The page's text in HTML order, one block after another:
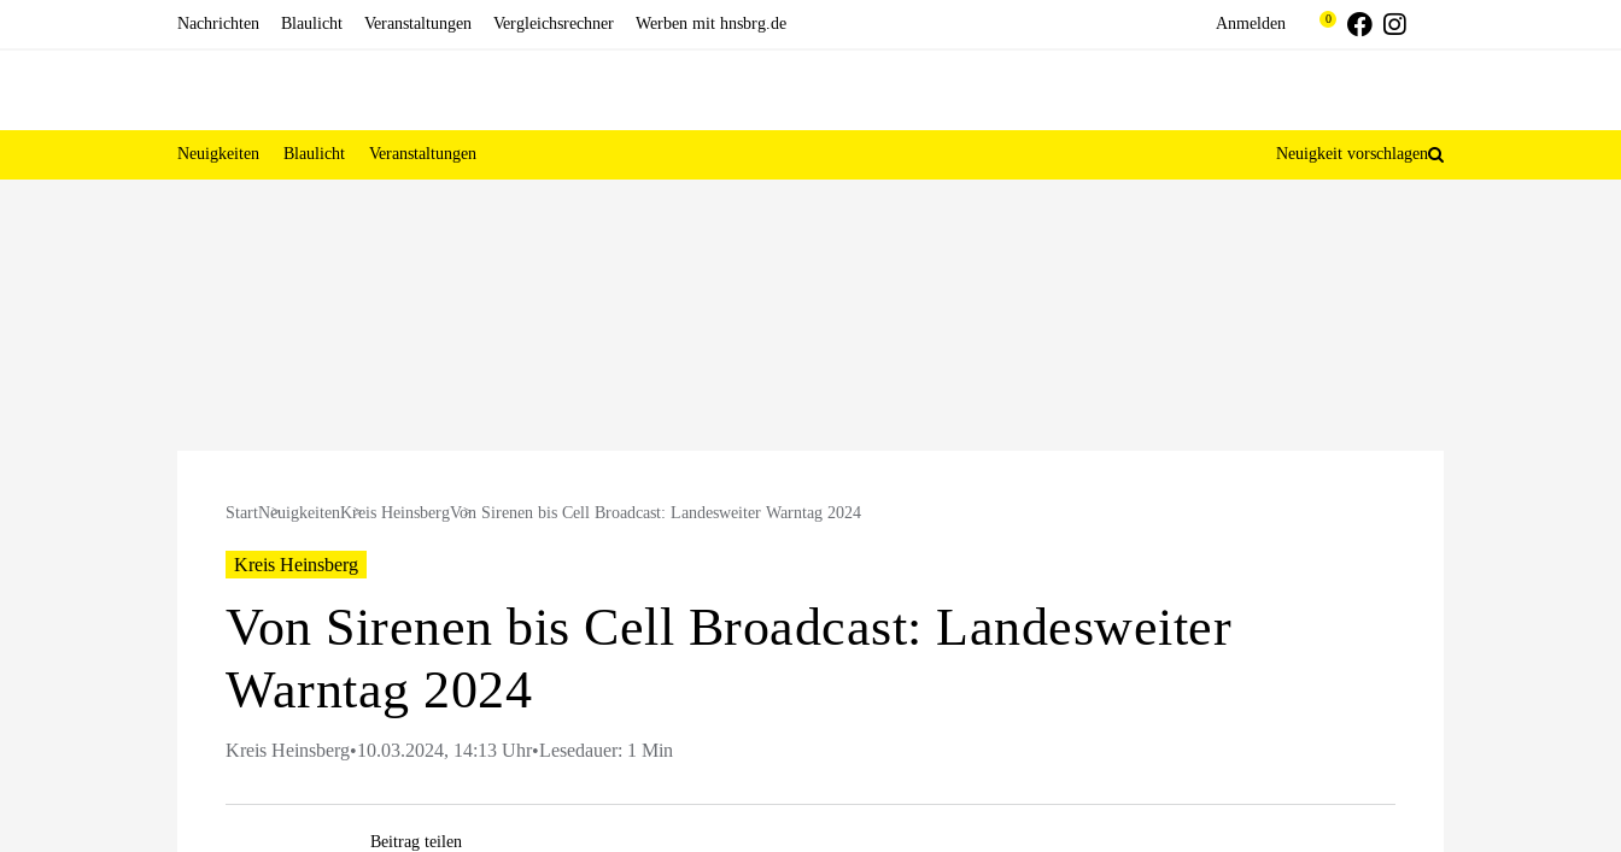
Nachrichten Blaulicht Veranstaltungen Vergleichsrechner Werben mit hnsbrg.de Anmelden 0 Facebook
Neuigkeiten Blaulicht Veranstaltungen Neuigkeit vorschlagen
StartNeuigkeitenKreis HeinsbergVon Sirenen bis Cell Broadcast: Landesweiter Warntag 2024
Kreis Heinsberg
Von Sirenen bis Cell Broadcast: Landesweiter
Warntag 2024
Kreis Heinsberg•10.03.2024, 14:13 Uhr•Lesedauer: 1 Min
Beitrag teilen
Pinterest
E-